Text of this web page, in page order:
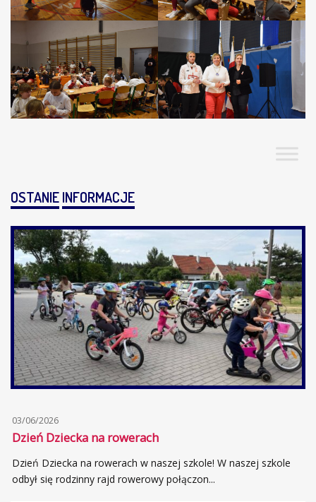
OSTANIEINFORMACJE
03/06/2026
Dzień Dziecka na rowerach
Dzień Dziecka na rowerach w naszej szkole! W naszej szkole
odbył się rodzinny rajd rowerowy połączon...